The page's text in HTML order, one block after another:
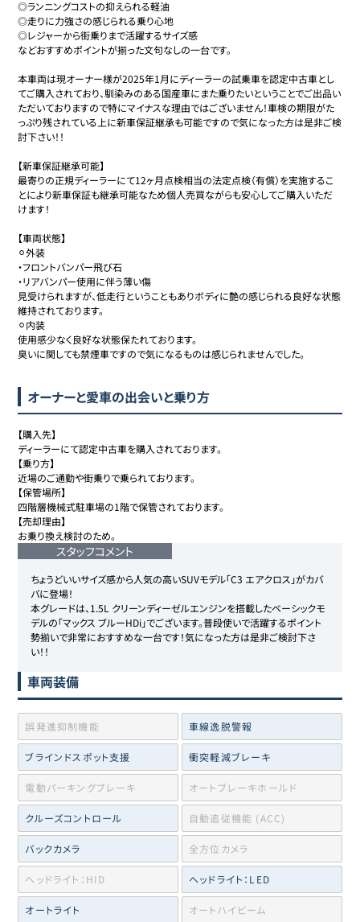
◎ランニングコストの抑えられる軽油
◎走りに力強さの感じられる乗り心地
◎レジャーから街乗りまで活躍するサイズ感
などおすすめポイントが揃った文句なしの一台です。
本車両は現オーナー様が2025年1月にディーラーの試乗車を認定中古車とし
てご購入されており、馴染みのある国産車にまた乗りたいということでご出品い
ただいておりますので特にマイナスな理由ではございません！車検の期限がた
っぷり残されている上に新車保証継承も可能ですので気になった方は是非ご検
討下さい！！
【新車保証継承可能】
最寄りの正規ディーラーにて12ヶ月点検相当の法定点検（有償）を実施するこ
とにより新車保証も継承可能なため個人売買ながらも安心してご購入いただ
けます！
【車両状態】
⚪︎外装
・フロントバンパー飛び石
・リアバンパー使用に伴う薄い傷
見受けられますが、低走行ということもありボディに艶の感じられる良好な状態
維持されております。
⚪︎内装
使用感少なく良好な状態保たれております。
臭いに関しても禁煙車ですので気になるものは感じられませんでした。
オーナーと愛車の出会いと乗り方
【購入先】
ディーラーにて認定中古車を購入されております。
【乗り方】
近場のご通勤や街乗りで乗られております。
【保管場所】
四階層機械式駐車場の1階で保管されております。
【売却理由】
お乗り換え検討のため。
スタッフコメント
ちょうどいいサイズ感から人気の高いSUVモデル「C3 エアクロス」がカバ
バに登場！
本グレードは、1.5L クリーンディーゼルエンジンを搭載したベーシックモ
デルの「マックス ブルーHDi」でございます。普段使いで活躍するポイント
勢揃いで非常におすすめな一台です！気になった方は是非ご検討下さ
い！！
車両装備
誤発進抑制機能 車線逸脱警報
ブラインドスポット支援 衝突軽減ブレーキ
電動パーキングブレーキ オートブレーキホールド
クルーズコントロール 自動追従機能 (ACC)
バックカメラ 全方位カメラ
ヘッドライト：HID ヘッドライト：LED
オートライト オートハイビーム